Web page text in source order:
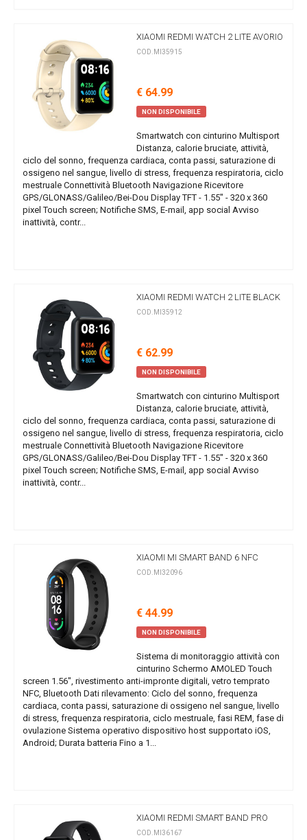
XIAOMI REDMI WATCH 2 LITE AVORIO
COD.MI35915
€ 64.99
NON DISPONIBILE
Smartwatch con cinturino Multisport
Distanza, calorie bruciate, attività,
ciclo del sonno, frequenza cardiaca, conta passi, saturazione di
ossigeno nel sangue, livello di stress, frequenza respiratoria, ciclo
mestruale Connettività Bluetooth Navigazione Ricevitore
GPS/GLONASS/Galileo/Bei-Dou Display TFT - 1.55" - 320 x 360
pixel Touch screen; Notifiche SMS, E-mail, app social Avviso
inattività, contr...
XIAOMI REDMI WATCH 2 LITE BLACK
COD.MI35912
€ 62.99
NON DISPONIBILE
Smartwatch con cinturino Multisport
Distanza, calorie bruciate, attività,
ciclo del sonno, frequenza cardiaca, conta passi, saturazione di
ossigeno nel sangue, livello di stress, frequenza respiratoria, ciclo
mestruale Connettività Bluetooth Navigazione Ricevitore
GPS/GLONASS/Galileo/Bei-Dou Display TFT - 1.55" - 320 x 360
pixel Touch screen; Notifiche SMS, E-mail, app social Avviso
inattività, contr...
XIAOMI MI SMART BAND 6 NFC
COD.MI32096
€ 44.99
NON DISPONIBILE
Sistema di monitoraggio attività con
cinturino Schermo AMOLED Touch
screen 1.56", rivestimento anti-impronte digitali, vetro temprato
NFC, Bluetooth Dati rilevamento: Ciclo del sonno, frequenza
cardiaca, conta passi, saturazione di ossigeno nel sangue, livello
di stress, frequenza respiratoria, ciclo mestruale, fasi REM, fase di
ovulazione Sistema operativo dispositivo host supportato iOS,
Android; Durata batteria Fino a 1...
XIAOMI REDMI SMART BAND PRO
COD.MI36167